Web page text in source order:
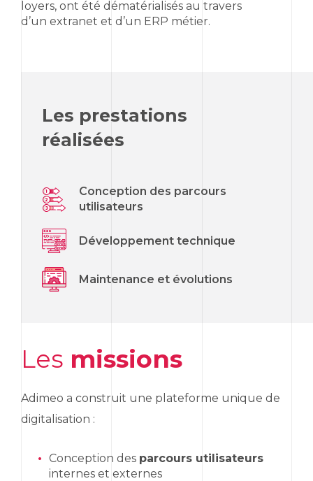
loyers, ont été dématérialisés au travers
d’un extranet et d’un ERP métier.
Les prestations
réalisées
Conception des parcours
utilisateurs
Développement technique
Maintenance et évolutions
Les missions
Adimeo a construit une plateforme unique de
digitalisation :
Conception des parcours utilisateurs
internes et externes